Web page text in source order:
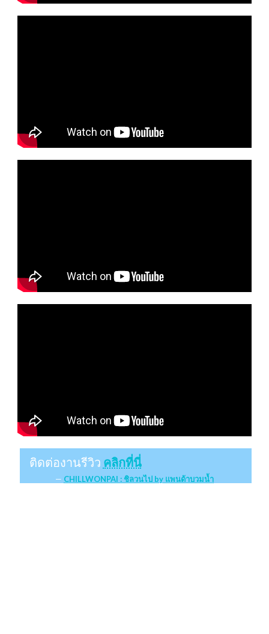
ติดต่องานรีวิว คลิกที่นี่
CHILLWONPAI : ชิลวนไป by แพนด้าบวมน้ำ